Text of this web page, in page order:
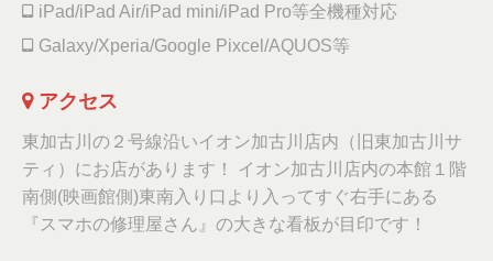
iPad/iPad Air/iPad mini/iPad Pro等全機種対応
Galaxy/Xperia/Google Pixcel/AQUOS等
アクセス
東加古川の２号線沿いイオン加古川店内（旧東加古川サ
ティ）にお店があります！ イオン加古川店内の本館１階
南側(映画館側)東南入り口より入ってすぐ右手にある
『スマホの修理屋さん』の大きな看板が目印です！